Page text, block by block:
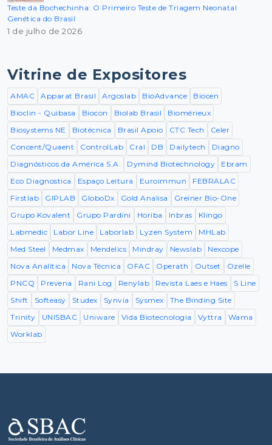
Teste da Bochechinha: O Primeiro Teste de Triagem Neonatal
Genética do Brasil
1 de julho de 2026
Vitrine de Expositores
AMAC Apparat Brasil Argoslab BioAdvance
Biocen
Bioclin - Quibasa
Biocon Biolab Brasil
Biomérieux
Biosystems NE
Biotécnica Brasil Apoio CTC Tech
Celer
Concent/Quaent
ControlLab Cral DB Dailytech
Diagno
Diagnósticos da América S.A.
Dymind Biotechnology
Ebram
Eco Diagnostica
Espaço Leitura Euroimmun
FEBRALAC
Firstlab
GIPLAB GloboDx Gold Analisa
Greiner Bio-One
Grupo Kovalent
Grupo Pardini Horiba Inbras
Klingo
Labmedic
Labor Line Laborlab Lyzen System
MHLab
Med Steel
Medmax Mendelics Mindray Newslab
Nexcope
Nova Analítica
Nova Técnica OFAC Operath Outset
Ozelle
PNCQ
Prevena Rani Log Renylab Revista Laes e Haes
S Line
Shift
Softeasy Studex Synvia Sysmex
The Binding Site
Trinity
UNISBAC Uniware Vida Biotecnologia Vyttra
Wama
Worklab